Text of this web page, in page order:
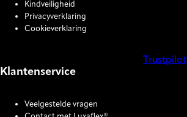
Kindveiligheid
Privacyverklaring
Cookieverklaring
Klantenservice
Veelgestelde vragen
Trustpilot